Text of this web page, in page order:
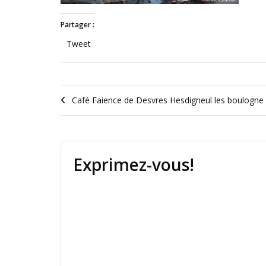
Partager :
Tweet
Café Faience de Desvres Hesdigneul les boulogne
Exprimez-vous!